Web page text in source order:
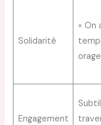
Solidarité
« On
Engagement